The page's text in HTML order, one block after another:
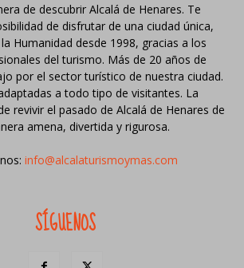
de descubrir Alcalá de Henares. Te
de disfrutar de una ciudad única,
Humanidad desde 1998, gracias a los
del turismo. Más de 20 años de
por el sector turístico de nuestra ciudad.
a todo tipo de visitantes. La
revivir el pasado de Alcalá de Henares de
amena, divertida y rigurosa.
info@alcalaturismoymas.com
SÍGUENOS